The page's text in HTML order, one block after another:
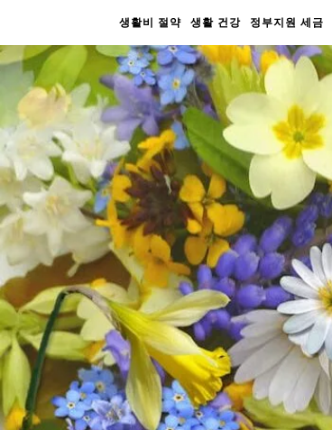
생활비 절약 생활 건강 정부지원 세금